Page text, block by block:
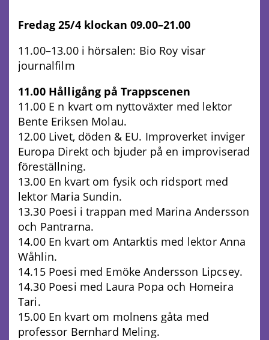
Fredag 25/4 klockan 09.00–21.00
11.00–13.00 i hörsalen: Bio Roy visar
journalfilm
11.00 Hålligång på Trappscenen
11.00 E n kvart om nyttoväxter med lektor
Bente Eriksen Molau.
12.00 Livet, döden & EU. Improverket inviger
Europa Direkt och bjuder på en improviserad
föreställning.
13.00 En kvart om fysik och ridsport med
lektor Maria Sundin.
13.30 Poesi i trappan med Marina Andersson
och Pantrarna.
14.00 En kvart om Antarktis med lektor Anna
Wåhlin.
14.15 Poesi med Emöke Andersson Lipcsey.
14.30 Poesi med Laura Popa och Homeira
Tari.
15.00 En kvart om molnens gåta med
professor Bernhard Meling.